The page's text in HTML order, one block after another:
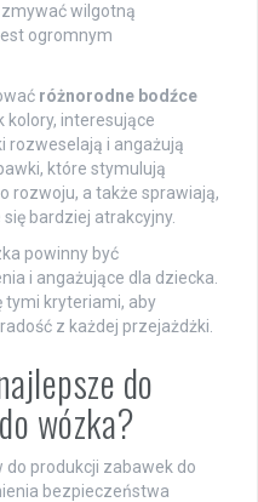
wilgotną
ogromnym
różnorodne bodźce
kolory, interesujące
rozweselają i angażują
które stymulują
rozwoju, a także sprawiają,
bardziej atrakcyjny.
powinny być
i angażujące dla dziecka.
tymi kryteriami, aby
z każdej przejażdżki.
do
wózka?
do produkcji zabawek do
bezpieczeństwa